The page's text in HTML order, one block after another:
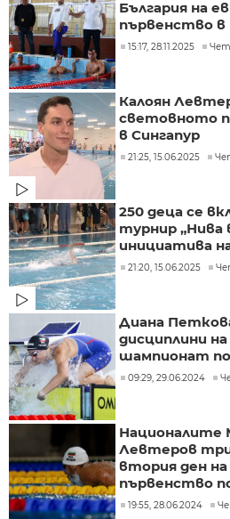
България на
първенство в
15:17, 28.11.2025
Калоян
световното
в Сингапур
21:25, 15.06.2025
250 деца се
турнир „Нива
инициатива
21:20, 15.06.2025
Диана
дисциплини
шампионат по
09:29, 29.06.2024
Националите
Левтеров
втория ден
първенство
19:55, 28.06.2024